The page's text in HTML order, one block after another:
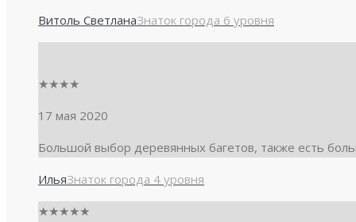
Витоль СветланаЗнаток города 6 уровня
★★★★
17 мая 2020
Большой выбор деревянных багетов, также есть
ИльяЗнаток города 4 уровня
★★★★★